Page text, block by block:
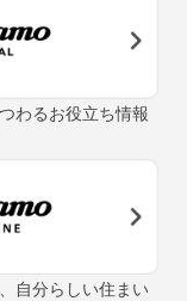
わるお役立ち情報
自分らしい住まい